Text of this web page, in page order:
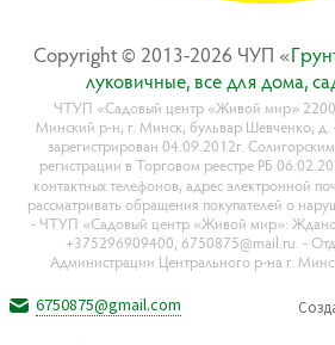
Copyright © 2013-2026 ЧУП «
лyкoвичныe, вce для дoмa,
ЧТУП «Садовый центр «Живой мир»
Минский р-н, г. Минск, бульвар Шевченко,
зарегистрирован 04.09.2012г.
регистрации в Торговом реестре РБ
контактных телефонов, адрес электронной
рассматривать обращения покупателей о
- ЧТУП «Садовый центр «Живой мир»:
+375296909400, 6750875@mail.ru. -
Администрации Центрального р-на г.
6750875@gmail.com